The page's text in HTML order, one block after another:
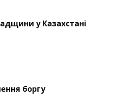
у Казахстані
боргу